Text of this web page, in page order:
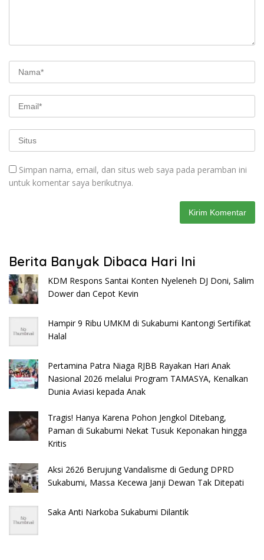
Simpan nama, email, dan situs web saya pada peramban ini
untuk komentar saya berikutnya.
Berita Banyak Dibaca Hari Ini
KDM Respons Santai Konten Nyeleneh DJ Doni, Salim
Dower dan Cepot Kevin
Hampir 9 Ribu UMKM di Sukabumi Kantongi Sertifikat
Halal
Pertamina Patra Niaga RJBB Rayakan Hari Anak
Nasional 2026 melalui Program TAMASYA, Kenalkan
Dunia Aviasi kepada Anak
Tragis! Hanya Karena Pohon Jengkol Ditebang,
Paman di Sukabumi Nekat Tusuk Keponakan hingga
Kritis
​Aksi 2626 Berujung Vandalisme di Gedung DPRD
Sukabumi, Massa Kecewa Janji Dewan Tak Ditepati
Saka Anti Narkoba Sukabumi Dilantik